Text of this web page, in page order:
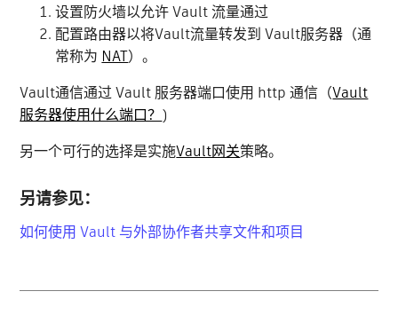
设置防火墙以允许 Vault 流量通过
配置路由器以将Vault流量转发到 Vault服务器（通
常称为 NAT）。
Vault通信通过 Vault 服务器端口使用 http 通信（Vault
服务器使用什么端口？ )
另一个可行的选择是实施Vault网关策略。
另请参见：
如何使用 Vault 与外部协作者共享文件和项目